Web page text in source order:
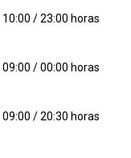
10:00 / 23:00 horas
09:00 / 00:00 horas
09:00 / 20:30 horas